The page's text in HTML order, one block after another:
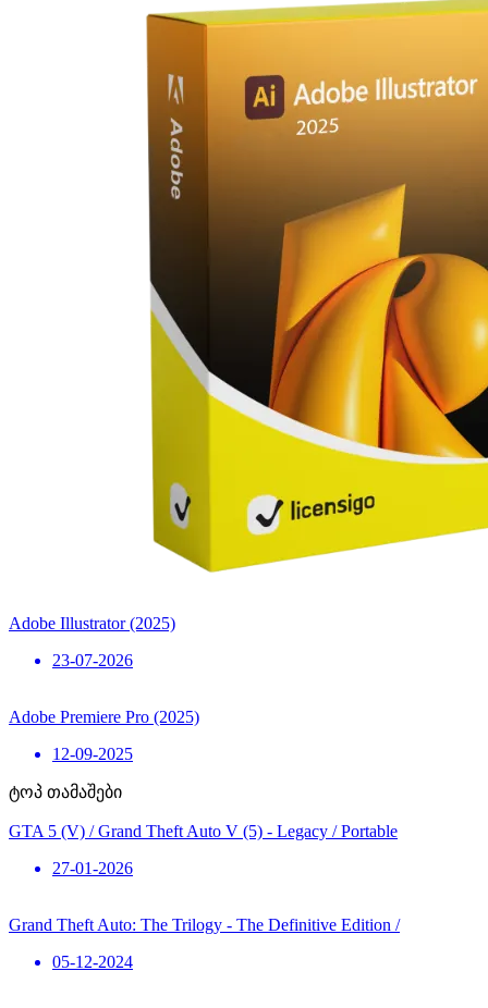
Adobe Illustrator (2025)
23-07-2026
Adobe Premiere Pro (2025)
12-09-2025
ტოპ თამაშები
GTA 5 (V) / Grand Theft Auto V (5) - Legacy / Portable
27-01-2026
Grand Theft Auto: The Trilogy - The Definitive Edition /
05-12-2024